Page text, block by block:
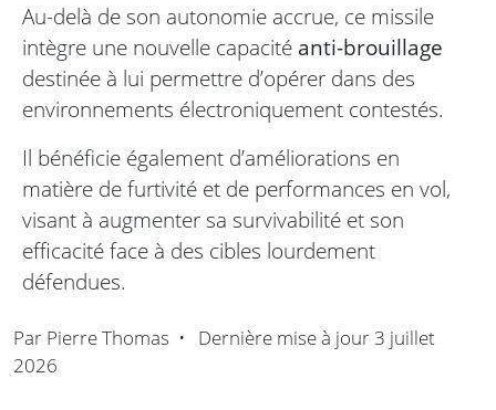
Au-delà de son autonomie accrue, ce missile
intègre une nouvelle capacité anti-brouillage
destinée à lui permettre d’opérer dans des
environnements électroniquement contestés.
Il bénéficie également d’améliorations en
matière de furtivité et de performances en vol,
visant à augmenter sa survivabilité et son
efficacité face à des cibles lourdement
défendues.
Par Pierre Thomas • Dernière mise à jour 3 juillet
2026